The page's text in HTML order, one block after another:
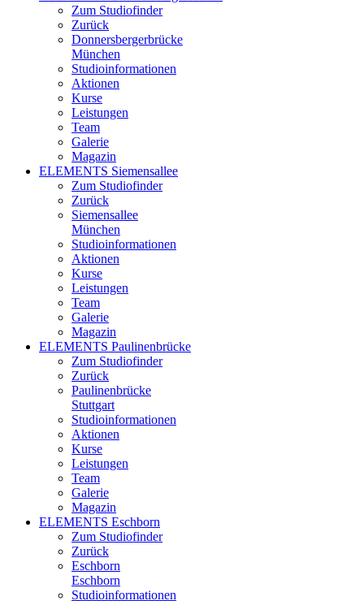
Zum Studiofinder
Zurück
Donners­berger­brücke
München
Studioinformationen
Aktionen
Kurse
Leistungen
Team
Galerie
Magazin
ELEMENTS Siemensallee
Zum Studiofinder
Zurück
Siemens­allee
München
Studioinformationen
Aktionen
Kurse
Leistungen
Team
Galerie
Magazin
ELEMENTS Paulinenbrücke
Zum Studiofinder
Zurück
Paulinen­brücke
Stuttgart
Studioinformationen
Aktionen
Kurse
Leistungen
Team
Galerie
Magazin
ELEMENTS Eschborn
Zum Studiofinder
Zurück
Esch­born
Eschborn
Studioinformationen